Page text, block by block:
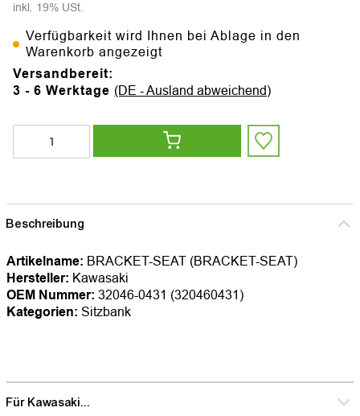
inkl. 19% USt.
Verfügbarkeit wird Ihnen bei Ablage in den
Warenkorb angezeigt
Versandbereit:
3 - 6 Werktage (DE - Ausland abweichend)
Beschreibung
Artikelname: BRACKET-SEAT (BRACKET-SEAT)
Hersteller: Kawasaki
OEM Nummer: 32046-0431 (320460431)
Kategorien: Sitzbank
Für Kawasaki...